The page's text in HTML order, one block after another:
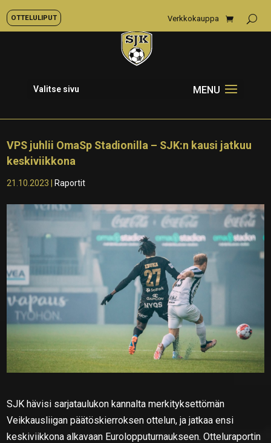
OTTELULIPUT Verkkokauppa
Valitse sivu
VPS juhlii OmaSp Stadionilla – SJK:n kausi jatkuu
keskiviikkona
21.10.2023 Raportit
SJK hävisi sarjataulukon kannalta merkityksettömän
Veikkausliigan päätöskierroksen ottelun, ja jatkaa ensi
keskiviikkona alkavaan Eurolopputurnaukseen. Otteluraportin